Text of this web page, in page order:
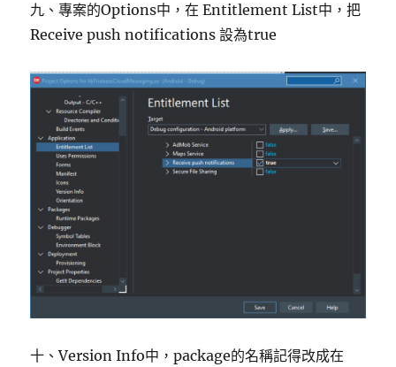
九、專案的Options中，在 Entitlement List中，把
Receive push notifications 設為true
十、Version Info中，package的名稱記得改成在